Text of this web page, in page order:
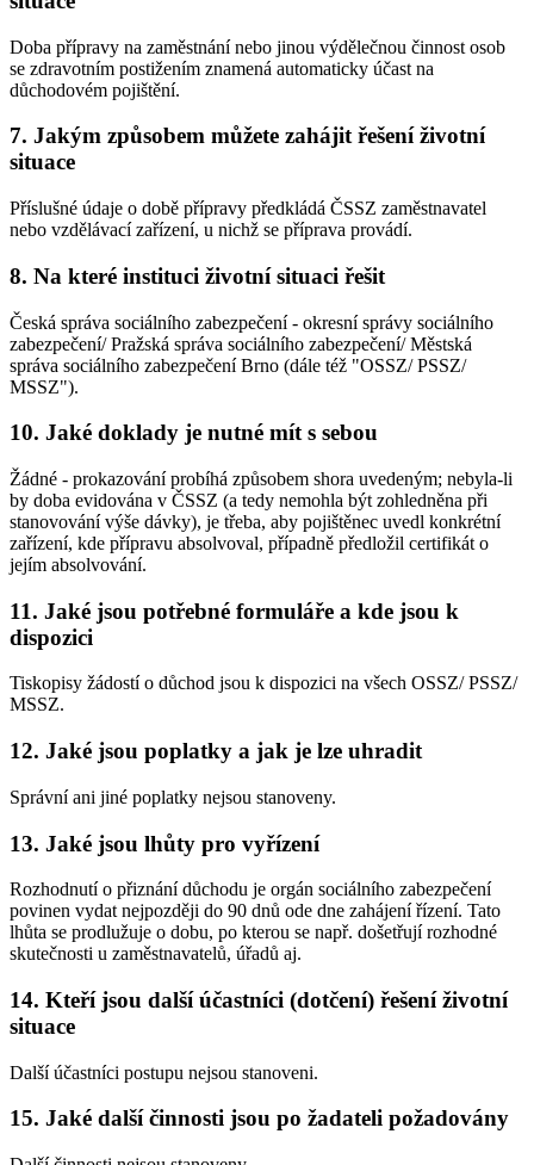
Doba přípravy na zaměstnání nebo jinou výdělečnou činnost osob
se zdravotním postižením znamená automaticky účast na
důchodovém pojištění.
7. Jakým způsobem můžete zahájit řešení životní
situace
Příslušné údaje o době přípravy předkládá ČSSZ zaměstnavatel
nebo vzdělávací zařízení, u nichž se příprava provádí.
8. Na které instituci životní situaci řešit
Česká správa sociálního zabezpečení - okresní správy sociálního
zabezpečení/ Pražská správa sociálního zabezpečení/ Městská
správa sociálního zabezpečení Brno (dále též "OSSZ/ PSSZ/
MSSZ").
10. Jaké doklady je nutné mít s sebou
Žádné - prokazování probíhá způsobem shora uvedeným; nebyla-li
by doba evidována v ČSSZ (a tedy nemohla být zohledněna při
stanovování výše dávky), je třeba, aby pojištěnec uvedl konkrétní
zařízení, kde přípravu absolvoval, případně předložil certifikát o
jejím absolvování.
11. Jaké jsou potřebné formuláře a kde jsou k
dispozici
Tiskopisy žádostí o důchod jsou k dispozici na všech OSSZ/ PSSZ/
MSSZ.
12. Jaké jsou poplatky a jak je lze uhradit
Správní ani jiné poplatky nejsou stanoveny.
13. Jaké jsou lhůty pro vyřízení
Rozhodnutí o přiznání důchodu je orgán sociálního zabezpečení
povinen vydat nejpozději do 90 dnů ode dne zahájení řízení. Tato
lhůta se prodlužuje o dobu, po kterou se např. došetřují rozhodné
skutečnosti u zaměstnavatelů, úřadů aj.
14. Kteří jsou další účastníci (dotčení) řešení životní
situace
Další účastníci postupu nejsou stanoveni.
15. Jaké další činnosti jsou po žadateli požadovány